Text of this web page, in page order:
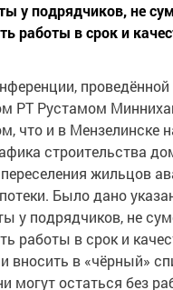
у подрядчиков, не
работы в срок и
проведённой
РТ Рустамом
что и в Мензелинске
строительства
жильцов
Было дано
у подрядчиков, не
работы в срок и
вносить в «чёрный»
могут остать­ся без